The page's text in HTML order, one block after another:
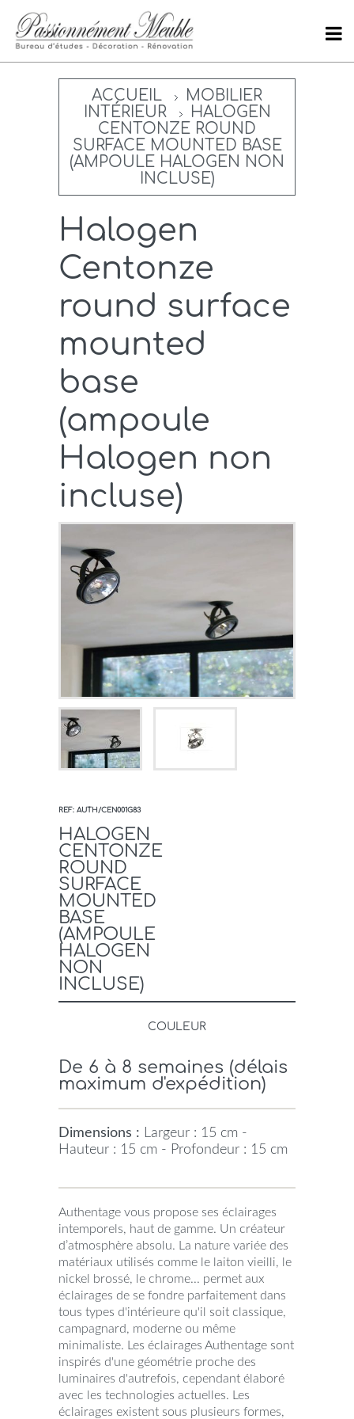
ACCUEIL
MOBILIER
INTÉRIEUR
HALOGEN
CENTONZE ROUND
SURFACE MOUNTED BASE
(AMPOULE HALOGEN NON
INCLUSE)
Halogen
Centonze
round surface
mounted
base
(ampoule
Halogen non
incluse)
REF: AUTH/CEN001G83
HALOGEN
CENTONZE
ROUND
SURFACE
MOUNTED
BASE
(AMPOULE
HALOGEN
NON
INCLUSE)
COULEUR
De 6 à 8 semaines (délais
maximum d'expédition)
Dimensions : Largeur : 15 cm -
Hauteur : 15 cm - Profondeur : 15 cm
Authentage vous propose ses éclairages
intemporels, haut de gamme. Un créateur
d’atmosphère absolu. La nature variée des
matériaux utilisés comme le laiton vieilli, le
nickel brossé, le chrome... permet aux
éclairages de se fondre parfaitement dans
tous types d'intérieure qu'il soit classique,
campagnard, moderne ou même
minimaliste. Les éclairages Authentage sont
inspirés d'une géométrie proche des
luminaires d'autrefois, cependant élaboré
avec les technologies actuelles. Les
éclairages existent sous plusieurs formes,